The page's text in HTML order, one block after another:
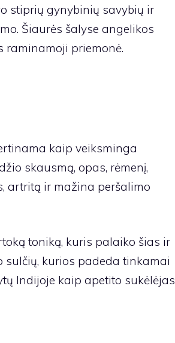
stiprių gynybinių savybių ir
Šiaurės šalyse angelikos
priemonė.
kaip veiksminga
skausmą, opas, rėmenį,
artritą ir mažina peršalimo
toniką, kuris palaiko šias ir
sulčių, kurios padeda tinkamai
Indijoje kaip apetito sukėlėjas